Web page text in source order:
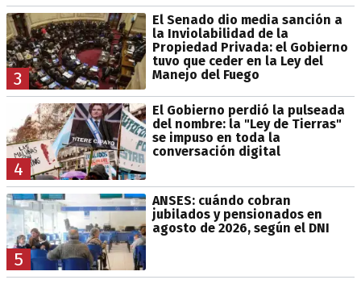
3
El Senado dio media sanción a
la Inviolabilidad de la
Propiedad Privada: el Gobierno
tuvo que ceder en la Ley del
Manejo del Fuego
4
El Gobierno perdió la pulseada
del nombre: la "Ley de Tierras"
se impuso en toda la
conversación digital
5
ANSES: cuándo cobran
jubilados y pensionados en
agosto de 2026, según el DNI